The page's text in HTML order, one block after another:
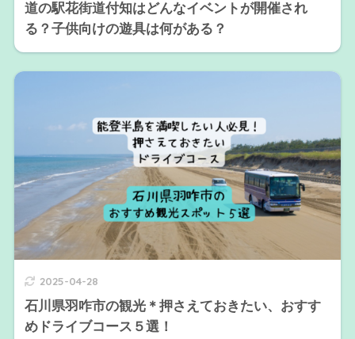
道の駅花街道付知はどんなイベントが開催され
る？子供向けの遊具は何がある？
2025-04-28
石川県羽咋市の観光＊押さえておきたい、おすす
めドライブコース５選！